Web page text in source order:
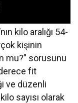
kilo aralığı 54-
kişinin
mu?” sorusunu
fit
ve düzenli
sayısı olarak